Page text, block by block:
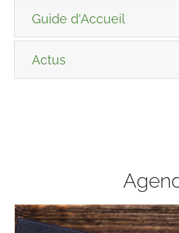
Guide d'Accueil
Actus